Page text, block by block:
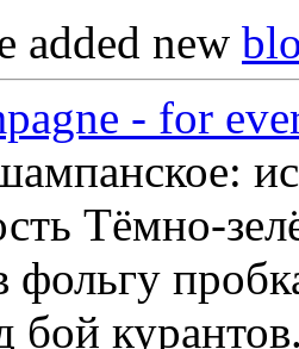
added new
- for
Тёмно-
фольгу
бой